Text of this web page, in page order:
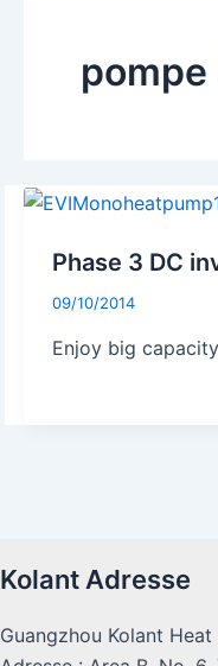
Phase 3 DC
09/10/2014
Enjoy big
Kolant Adresse
Guangzhou Kolant